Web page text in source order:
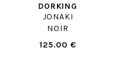
DORKING
JONAKI
NOIR
125.00 €